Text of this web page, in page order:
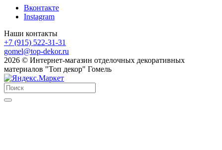
Вконтакте
Instagram
Наши контакты
+7 (915) 522-31-31
gomel@top-dekor.ru
2026 © Интернет-магазин отделочных декоративных
материалов "Топ декор" Гомель